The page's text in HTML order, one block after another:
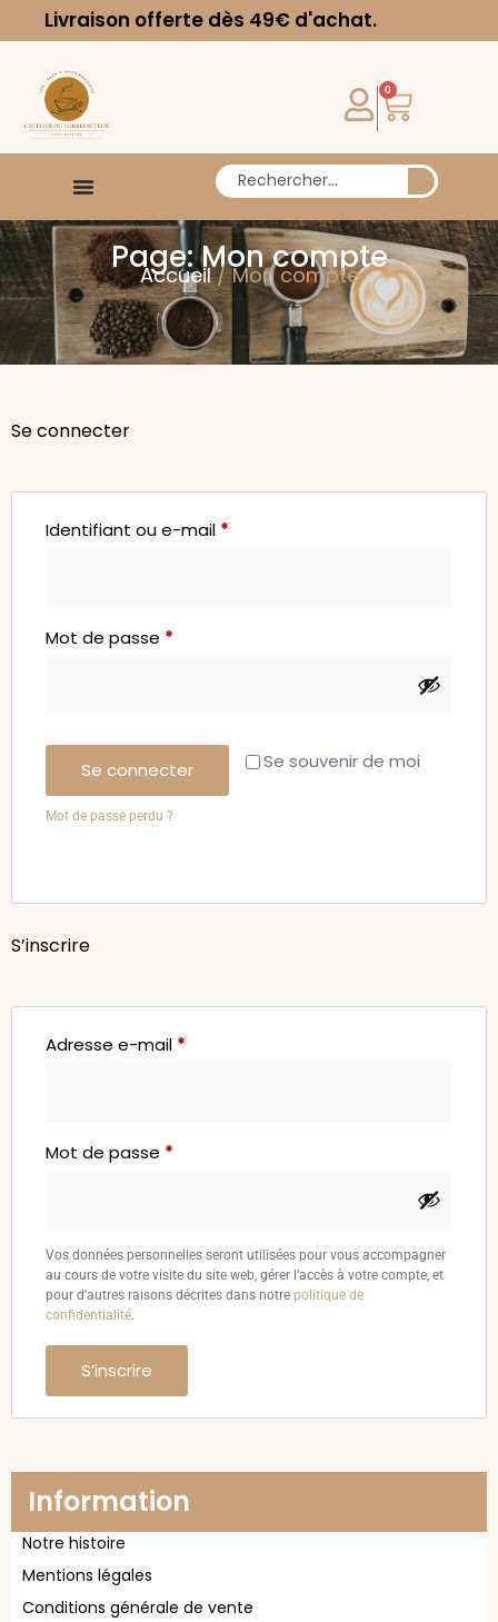
Livraison offerte dès 49€ d'achat.
0
Page: Mon compte
Accueil/ Mon compte
Se connecter
Identifiant ou e-mail *
Mot de passe *
Se souvenir de moi
Se connecter
Mot de passe perdu ?
S’inscrire
Adresse e-mail *
Mot de passe *
Vos données personnelles seront utilisées pour vous accompagner
au cours de votre visite du site web, gérer l’accès à votre compte, et
pour d’autres raisons décrites dans notre politique de
confidentialité.
S’inscrire
Information
Notre histoire
Mentions légales
Conditions générale de vente